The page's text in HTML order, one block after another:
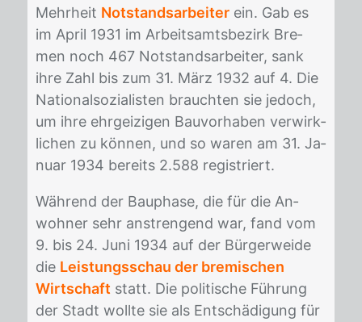
Mehr­heit Notstandsarbeiter ein. Gab es
im April 1931 im Ar­beits­amts­be­zirk Bre­
men noch 467 Not­stands­ar­bei­ter, sank
ihre Zahl bis zum 31. März 1932 auf 4. Die
Na­tio­nal­so­zia­lis­ten brauch­ten sie je­doch,
um ihre ehr­gei­zi­gen Bau­vor­ha­ben ver­wirk­
li­chen zu kön­nen, und so wa­ren am 31. Ja­
nu­ar 1934 be­reits 2.588 re­gis­triert.
Wäh­rend der Bau­pha­se, die für die An­
woh­ner sehr an­stren­gend war, fand vom
9. bis 24. Juni 1934 auf der Bür­ger­wei­de
die Leistungsschau der bremischen
Wirtschaft statt. Die po­li­ti­sche Füh­rung
der Stadt woll­te sie als Ent­schä­di­gung für